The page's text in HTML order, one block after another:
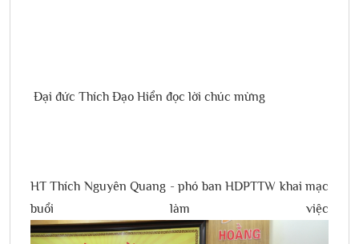
Đại đức Thích Đạo Hiển đọc lời chúc mừng
HT Thích Nguyên Quang - phó ban HDPTTW khai mạc
buổi làm việc